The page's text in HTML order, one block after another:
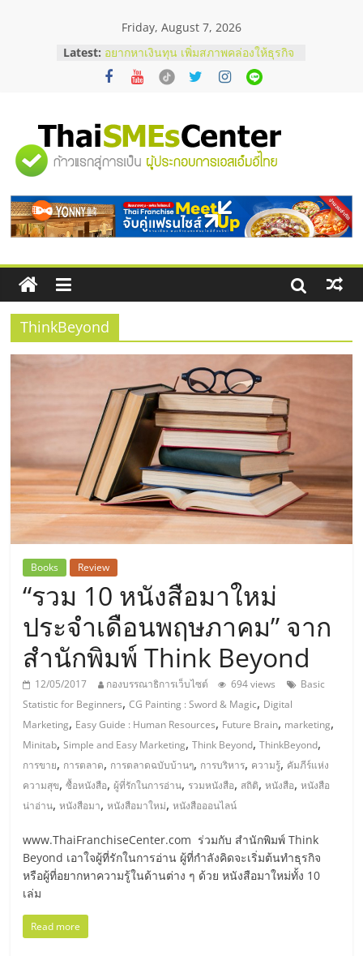
Friday, August 7, 2026
Latest: อยากหาเงินทุน เพิ่มสภาพคล่องให้ธุรกิจ
เริ่มยังไงให้ผ่านฉลุย
สัมมนาออนไลน์ โอกาสบริหารสถานี
ThaiFranchise Meet Up จับคู่แฟรน
ไชส์ ครั้งที่ 8
ร้านเครื่องเสียงคุณภาพสูง พร้อม
บริษัท Cybersecurity ในไทยที่ไหนดี?
วิธีเลือกผู้ให้บริการให้คุ้มค่าและตอบ
โจทย์ธุรกิจ
"ศูนย์
รวม
ข้อมูล
ธุรกิจ
SME
แห่ง
ประเทศไทย,
ThaiSMEsCenter,
รวม
ธุรกิจ
เอ
ส
เอ็
มอี
ไทย,
SMEs,
แฟ
รน
ThinkBeyond
Books Review
“รวม 10 หนังสือมาใหม่
ประจำเดือนพฤษภาคม” จาก
สำนักพิมพ์ Think Beyond
12/05/2017 กองบรรณาธิการเว็บไซต์ 694 views
Basic
Statistic for Beginners,CG Painting : Sword & Magic, Digital
Marketing, Easy Guide : Human Resources, Future Brain, marketing,
Minitab,Simple and Easy Marketing,Think Beyond,ThinkBeyond,
การขาย, การตลาด, การตลาดฉบับบ้านๆ, การบริหาร, ความรู้, คัมภีร์แห่ง
ความสุข,ซื้อหนังสือ,ผู้ที่รักในการอ่าน, รวมหนังสือ, สถิติ,หนังสือ,หนังสือ
น่าอ่าน,หนังสือมา,หนังสือมาใหม่,หนังสือออนไลน์
www.ThaiFranchiseCenter.com ร่วมกับ สำนักพิมพ์ Think
Beyond เอาใจผู้ที่รักในการอ่าน ผู้ที่กำลังคิดจะเริ่มต้นทำธุรกิจ
หรือผู้ที่อยากหาความรู้ในด้านต่าง ๆ ด้วย หนังสือมาใหม่ทั้ง 10
เล่ม
Read more